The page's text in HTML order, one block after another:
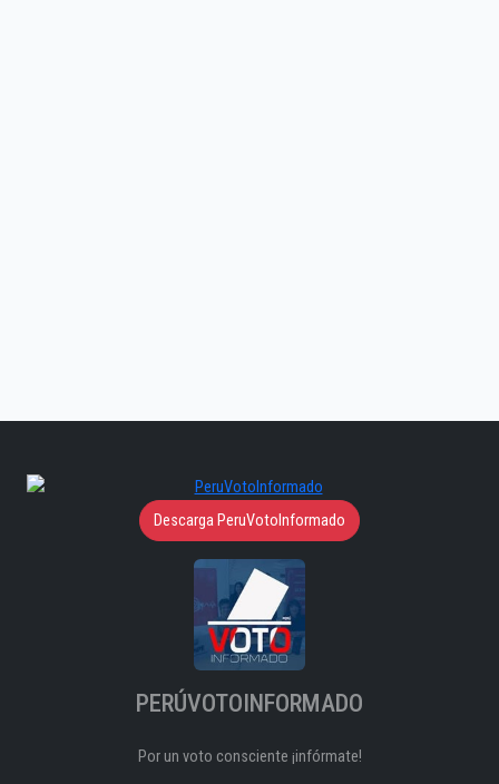
Descarga PeruVotoInformado
PERÚVOTOINFORMADO
Por un voto consciente ¡infórmate!